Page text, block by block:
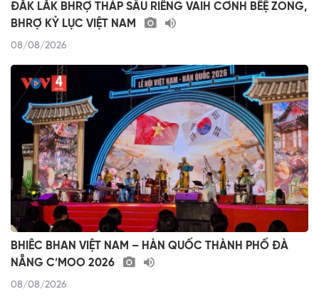
ĐẮK LẮK BHRỢ THÁP SẦU RIÊNG VAIH CƠNH BÊỆ ZONG,
BHRỢ KỶ LỤC VIỆT NAM
08/08/2026
BHIÊC BHAN VIỆT NAM – HÀN QUỐC THÀNH PHỐ ĐÀ
NẴNG C’MOO 2026
08/08/2026